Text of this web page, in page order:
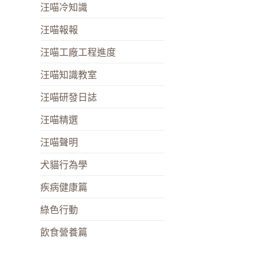
汪喵冷知識
汪喵報報
汪喵工廠工程進度
汪喵知識教室
汪喵研發日誌
汪喵精選
汪喵聲明
犬貓行為學
疾病健康篇
綠色行動
飲食營養篇